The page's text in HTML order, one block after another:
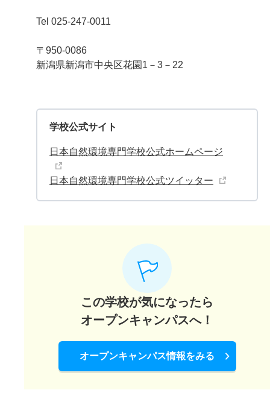
Tel 025-247-0011
〒950-0086
新潟県新潟市中央区花園1－3－22
学校公式サイト
日本自然環境専門学校公式ホームページ
日本自然環境専門学校公式ツイッター
この学校が気になったら
オープンキャンパスへ！
オープンキャンパス情報をみる